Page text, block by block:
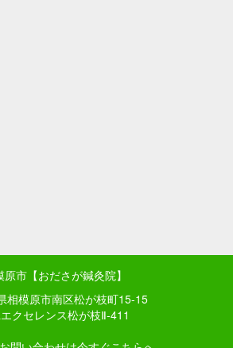
原市【おださが鍼灸院】
相模原市南区松が枝町15-15
クセレンス松が枝Ⅱ-411